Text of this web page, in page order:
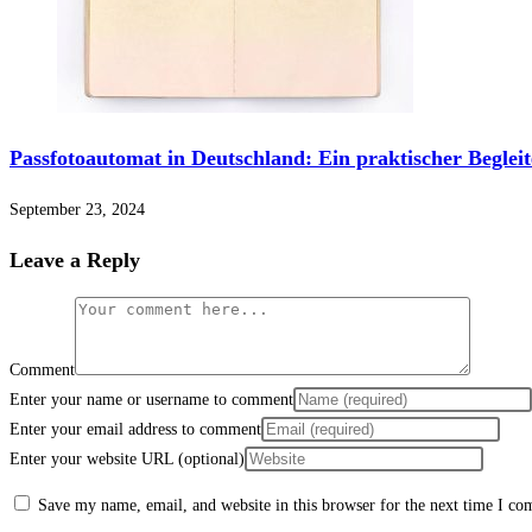
Passfotoautomat in Deutschland: Ein praktischer
September 23, 2024
Leave a Reply
Comment
Enter your name or username to comment
Enter your email address to comment
Enter your website URL (optional)
Save my name, email, and website in this browser for the next time I